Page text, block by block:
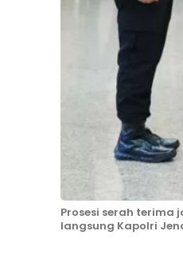
Prosesi serah terima
langsung Kapolri